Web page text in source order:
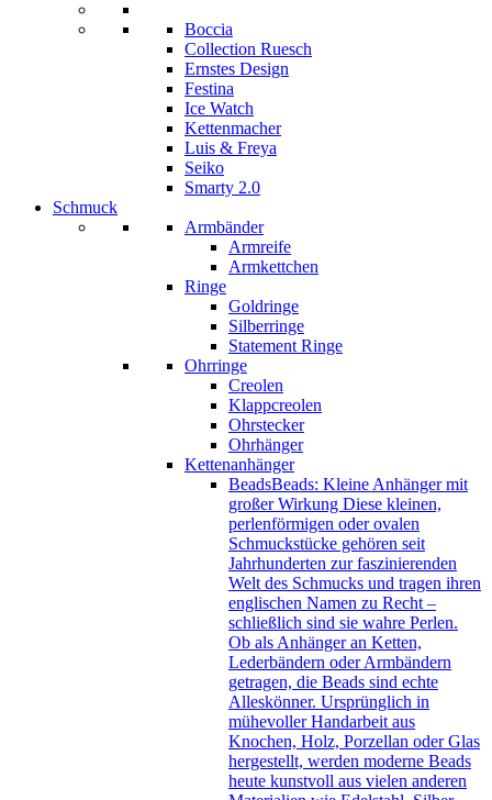
Boccia
Collection Ruesch
Ernstes Design
Festina
Ice Watch
Kettenmacher
Luis & Freya
Seiko
Smarty 2.0
Schmuck
Armbänder
Armreife
Armkettchen
Ringe
Goldringe
Silberringe
Statement Ringe
Ohrringe
Creolen
Klappcreolen
Ohrstecker
Ohrhänger
Kettenanhänger
BeadsBeads: Kleine Anhänger mit
großer Wirkung Diese kleinen,
perlenförmigen oder ovalen
Schmuckstücke gehören seit
Jahrhunderten zur faszinierenden
Welt des Schmucks und tragen ihren
englischen Namen zu Recht –
schließlich sind sie wahre Perlen.
Ob als Anhänger an Ketten,
Lederbändern oder Armbändern
getragen, die Beads sind echte
Alleskönner. Ursprünglich in
mühevoller Handarbeit aus
Knochen, Holz, Porzellan oder Glas
hergestellt, werden moderne Beads
heute kunstvoll aus vielen anderen